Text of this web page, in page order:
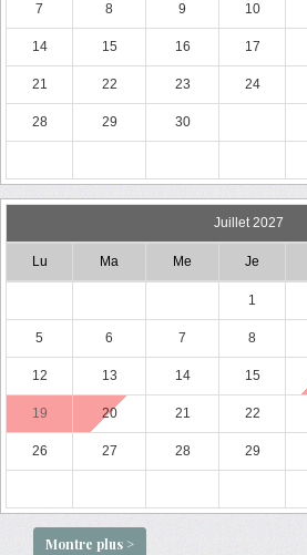
7 8 9 10
14 15 16 17
21 22 23 24
28 29 30
Juillet 2027
Lu Ma Me Je
1
5 6 7 8
12 13 14 15
19 20 21 22
26 27 28 29
Montre plus >